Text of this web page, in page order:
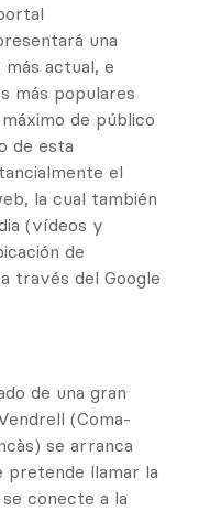
una
más actual, e
más populares
de público
de esta
el
la cual también
(vídeos y
de
través del Google
de una gran
(Coma-
se arranca
pretende llamar la
conecte a la